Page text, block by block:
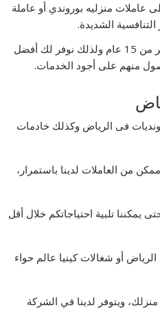
عاملات منزليه بوروندي أو عاملة
التنافسية الشديدة.
نمتلك في المكتب خبرة أكثر من 15 عام ولذلك نوفر لك أفضل
منهم على أجود الخدمات.
فى الرياض وكذلك خادمات
من العاملات لدينا باستمرار،
يمكننا تلبية احتياجاتكم خلال أقل
أو شغالات كينيا عالم حواء
ويتوفر لدينا في الشركة